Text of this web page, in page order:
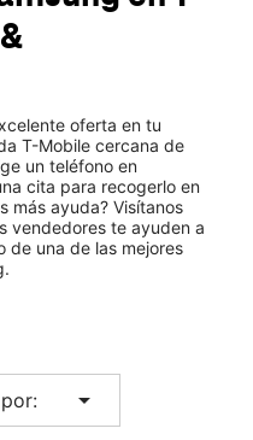
96130
oferta en tu
T-Mobile cercana de
un teléfono en
cita para recogerlo en
más ayuda? Visítanos
vendedores te ayuden a
de una de las mejores
arrow_drop_down